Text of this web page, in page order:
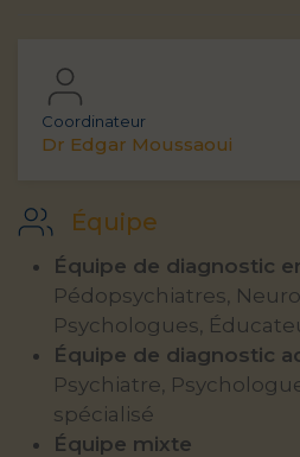
Coordinateur
Dr Edgar Moussaoui
Équipe
Équipe de diagnostic
Pédopsychiatres,
Psychologues,
Équipe de diagnostic
Psychiatre,
spécialisé
Équipe mixte